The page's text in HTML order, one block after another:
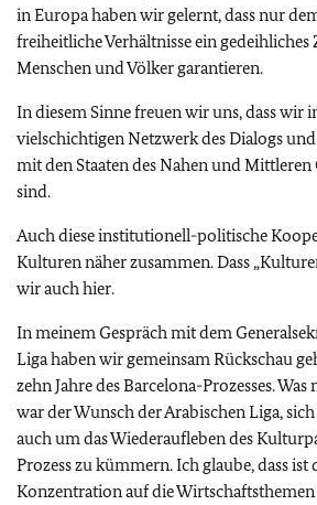
in Europa haben wir gelernt, dass nur
freiheitliche Verhältnisse ein
Menschen und Völker garantieren.
In diesem Sinne freuen wir uns, dass wir
vielschichtigen Netzwerk des Dialogs
mit den Staaten des Nahen und
sind.
Auch diese institutionell-politische
Kulturen näher zusammen. Dass
wir auch hier.
In meinem Gespräch mit dem
Liga haben wir gemeinsam Rückschau
zehn Jahre des Barcelona-Prozesses.
war der Wunsch der Arabischen Liga,
auch um das Wiederaufleben des
Prozess zu kümmern. Ich glaube, dass ist
Konzentration auf die